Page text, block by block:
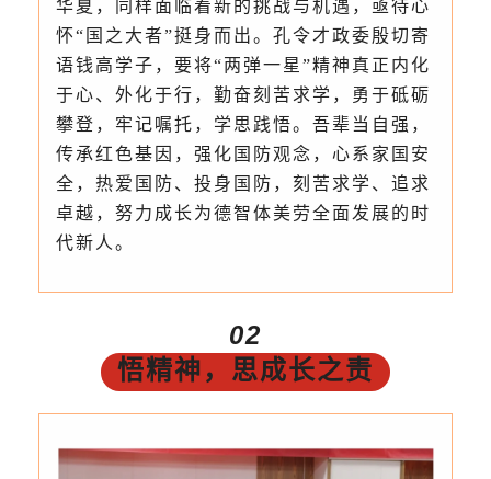
华夏，同样面临着新的挑战与机遇，亟待心
怀“国之大者”挺身而出。孔令才政委殷切寄
语钱高学子，要将“两弹一星”精神真正内化
于心、外化于行，勤奋刻苦求学，勇于砥砺
攀登，牢记嘱托，学思践悟。吾辈当自强，
传承红色基因，强化国防观念，心系家国安
全，热爱国防、投身国防，刻苦求学、追求
卓越，努力成长为德智体美劳全面发展的时
代新人。
02
悟精神，思成长之责